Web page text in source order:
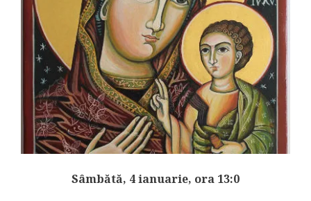
Sâmbătă, 4 ianuarie, ora 13:0